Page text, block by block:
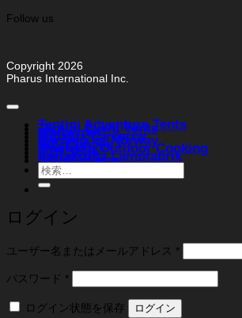
Follow us
Copyright 2026
Pharus International Inc.
Tentipi Adventure Tents
Tentipi Event Tents
Weltevree
Vapalux Lanterns
Bergans of Norway
Ally Canoes
Muurikka Outdoor Cooking
FIBI Style
Karlskrona Lampfabrik
Stabilotherm
検
索
対
象:
ログイン
ユーザー名またはメールアドレス *
パスワード *
ログイン状態を保存
ログイン